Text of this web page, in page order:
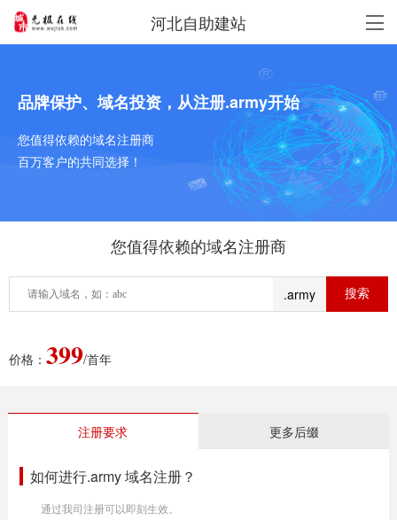
河北自助建站
品牌保护、域名投资，从注册.army开始
您值得依赖的域名注册商
百万客户的共同选择！
您值得依赖的域名注册商
.army
价格： 399/首年
注册要求 更多后缀
如何进行.army 域名注册？
通过我司注册可以即刻生效。